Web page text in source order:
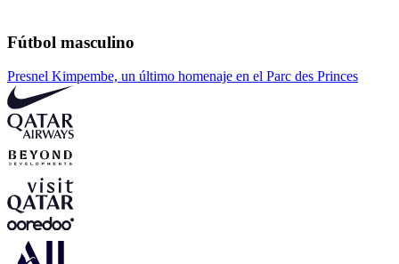
Fútbol masculino
Presnel Kimpembe, un último homenaje en el Parc des Princes